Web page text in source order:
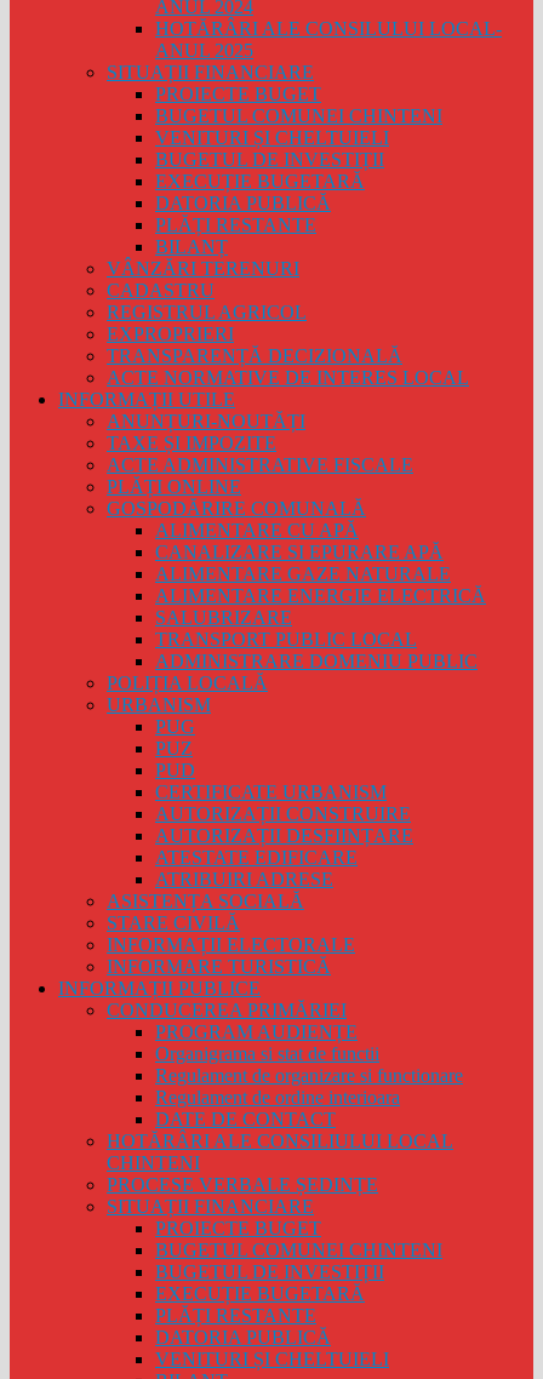
ANUL 2024
HOTĂRÂRI ALE CONSILULUI LOCAL-
ANUL 2025
SITUAȚII FINANCIARE
PROIECTE BUGET
BUGETUL COMUNEI CHINTENI
VENITURI ȘI CHELTUIELI
BUGETUL DE INVESTIȚII
EXECUȚIE BUGETARĂ
DATORIA PUBLICĂ
PLĂȚI RESTANTE
BILANȚ
VÂNZĂRI TERENURI
CADASTRU
REGISTRUL AGRICOL
EXPROPRIERI
TRANSPARENȚĂ DECIZIONALĂ
ACTE NORMATIVE DE INTERES LOCAL
INFORMAȚII UTILE
ANUNȚURI-NOUTĂȚI
TAXE ȘI IMPOZITE
ACTE ADMINISTRATIVE FISCALE
PLĂȚI ONLINE
GOSPODĂRIRE COMUNALĂ
ALIMENTARE CU APĂ
CANALIZARE SI EPURARE APĂ
ALIMENTARE GAZE NATURALE
ALIMENTARE ENERGIE ELECTRICĂ
SALUBRIZARE
TRANSPORT PUBLIC LOCAL
ADMINISTRARE DOMENIU PUBLIC
POLIȚIA LOCALĂ
URBANISM
PUG
PUZ
PUD
CERTIFICATE URBANISM
AUTORIZAȚII CONSTRUIRE
AUTORIZAȚII DESFIINȚARE
ATESTATE EDIFICARE
ATRIBUIRI ADRESE
ASISTENȚA SOCIALĂ
STARE CIVILĂ
INFORMAȚII ELECTORALE
INFORMARE TURISTICĂ
INFORMAȚII PUBLICE
CONDUCEREA PRIMĂRIEI
PROGRAM AUDIENȚE
Organigrama si stat de functii
Regulament de organizare si functionare
Regulament de ordine interioara
DATE DE CONTACT
HOTĂRÂRI ALE CONSILIULUI LOCAL
CHINTENI
PROCESE VERBALE ȘEDINȚE
SITUAȚII FINANCIARE
PROIECTE BUGET
BUGETUL COMUNEI CHINTENI
BUGETUL DE INVESTIȚII
EXECUȚIE BUGETARĂ
PLĂȚI RESTANTE
DATORIA PUBLICĂ
VENITURI ȘI CHELTUIELI